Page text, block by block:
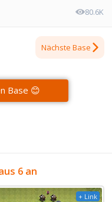
80.6K
Nächste Base
Base 😊
6 an
+ Link